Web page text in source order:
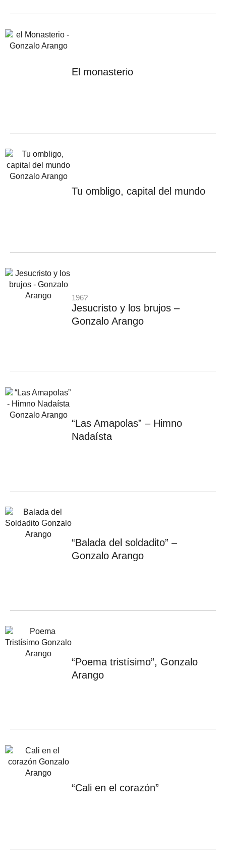
El monasterio
Tu ombligo, capital del mundo
196?
Jesucristo y los brujos –
Gonzalo Arango
“Las Amapolas” – Himno
Nadaísta
“Balada del soldadito” –
Gonzalo Arango
“Poema tristísimo”, Gonzalo
Arango
“Cali en el corazón”